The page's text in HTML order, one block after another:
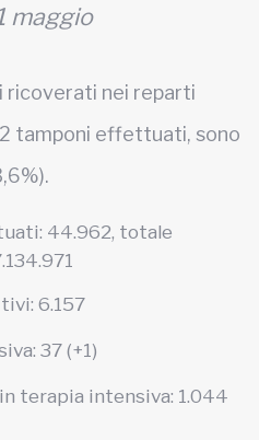
maggio
ricoverati nei reparti
tamponi effettuati, sono
44.962, totale
6.157
37 (+1)
terapia intensiva: 1.044